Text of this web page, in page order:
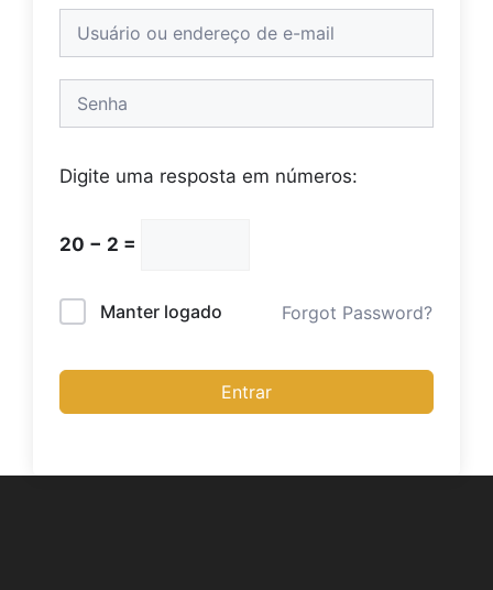
Digite uma resposta em números:
20 − 2 =
Manter logado Forgot Password?
Entrar